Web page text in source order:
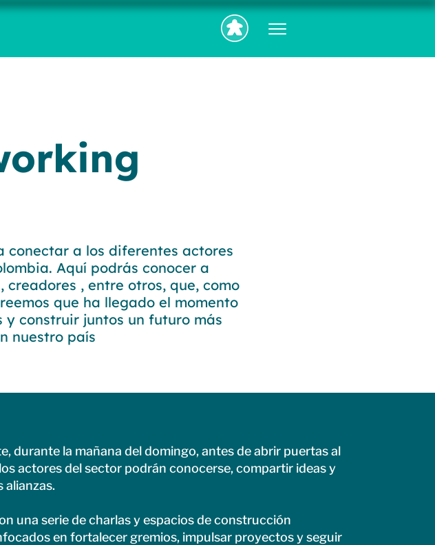
conectar a los diferentes actores
Aquí podrás conocer a
, entre otros, que, como
que ha llegado el momento
construir juntos un futuro más
nuestro país
durante la mañana del domingo, antes de abrir puertas al
actores del sector podrán conocerse, compartir ideas y
alianzas.
una serie de charlas y espacios de construcción
en fortalecer gremios, impulsar proyectos y seguir